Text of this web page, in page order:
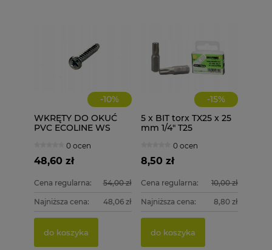
-10%
WKRĘTY DO OKUĆ
PVC ECOLINE WS
0 ocen
48,60 zł
Cena regularna: 54,00 zł
Najniższa cena: 48,06 zł
do koszyka
-15%
5 x BIT torx TX25 x 25
mm 1/4" T25
0 ocen
8,50 zł
Cena regularna: 10,00 zł
Najniższa cena: 8,80 zł
do koszyka